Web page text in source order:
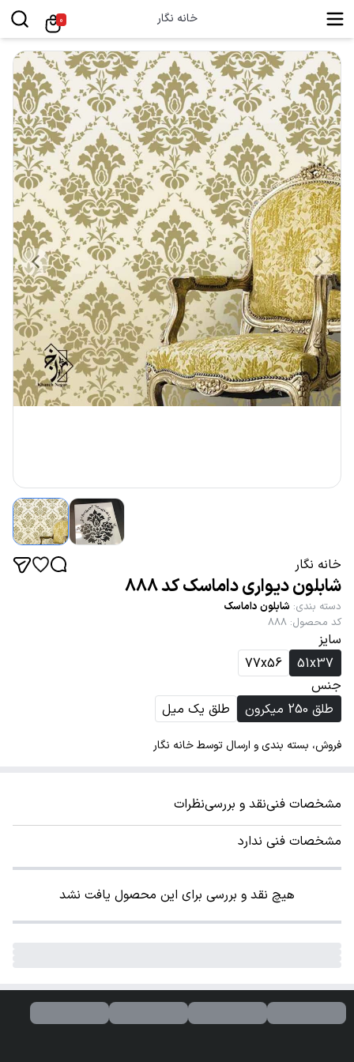
خانه نگار 0
خانه نگار
شابلون دیواری داماسک کد 888
دسته بندی: شابلون داماسک
کد محصول:
888
سایز
51x37
77x56
جنس
طلق 250 میکرون
طلق یک میل
فروش، بسته بندی و ارسال توسط خانه نگار
مشخصات فنینقد و بررسینظرات
مشخصات فنی ندارد
هیچ نقد و بررسی برای این محصول یافت نشد